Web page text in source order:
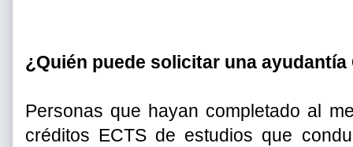
¿Quién puede solicitar una ayudantía
Personas que hayan completado al
créditos ECTS de estudios que